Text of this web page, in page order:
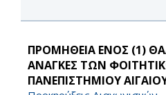
ΠΡΟΜΗΘΕΙΑ ΕΝΟΣ (1)
ΑΝΑΓΚΕΣ ΤΩΝ
ΠΑΝΕΠΙΣΤΗΜΙΟΥ